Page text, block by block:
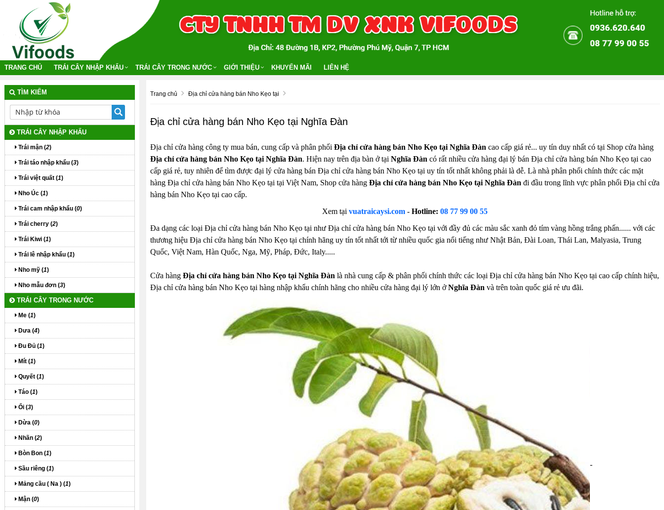
TRANG CHỦ TRÁI CÂY NHẬP KHẨU TRÁI CÂY TRONG NƯỚC GIỚI THIỆU KHUYẾN MÃI LIÊN HỆ
Trang chủ Địa chỉ cửa hàng bán Nho Kẹo tại
Địa chỉ cửa hàng bán Nho Kẹo tại Nghĩa Đàn
Địa chỉ cửa hàng công ty mua bán, cung cấp và phân phối Địa chỉ cửa hàng bán Nho Kẹo tại Nghĩa Đàn cao cấp giá rẻ... uy tín duy nhất có tại Shop cửa hàng
Địa chỉ cửa hàng bán Nho Kẹo tại Nghĩa Đàn. Hiện nay trên địa bàn ở tại Nghĩa Đàn có rất nhiều cửa hàng đại lý bán Địa chỉ cửa hàng bán Nho Kẹo tại cao
cấp giá rẻ, tuy nhiên để tìm được đại lý cửa hàng bán Địa chỉ cửa hàng bán Nho Kẹo tại uy tín tốt nhất không phải là dễ. Là nhà phân phối chính thức các mặt
hàng Địa chỉ cửa hàng bán Nho Kẹo tại tại Việt Nam, Shop cửa hàng Địa chỉ cửa hàng bán Nho Kẹo tại Nghĩa Đàn đi đầu trong lĩnh vực phân phối Địa chỉ cửa
hàng bán Nho Kẹo tại cao cấp.
Xem tạivuatraicaysi.com -Hotline:08 77 99 00 55
Đa dạng các loại Địa chỉ cửa hàng bán Nho Kẹo tại như Địa chỉ cửa hàng bán Nho Kẹo tại với đầy đủ các màu sắc xanh đỏ tím vàng hồng trắng phấn...... với các
thương hiệu Địa chỉ cửa hàng bán Nho Kẹo tại chính hãng uy tín tốt nhất tới từ nhiều quốc gia nổi tiếng như Nhật Bản, Đài Loan, Thái Lan, Malyasia, Trung
Quốc, Việt Nam, Hàn Quốc, Nga, Mỹ, Pháp, Đức, Italy.....
Cửa hàng Địa chỉ cửa hàng bán Nho Kẹo tại Nghĩa Đàn là nhà cung cấp & phân phối chính thức các loại Địa chỉ cửa hàng bán Nho Kẹo tại cao cấp chính hiệu,
Địa chỉ cửa hàng bán Nho Kẹo tại hàng nhập khẩu chính hãng cho nhiều cửa hàng đại lý lớn ởNghĩa Đàn và trên toàn quốc giá rẻ ưu đãi.
-
TÌM KIẾM
TRÁI CÂY NHẬP KHẨU
Trái mận (2)
Trái táo nhập khẩu (3)
Trái việt quất (1)
Nho Úc (1)
Trái cam nhập khẩu (0)
Trái cherry (2)
Trái Kiwi (1)
Trái lê nhập khẩu (1)
Nho mỹ (1)
Nho mẫu đơn (3)
TRÁI CÂY TRONG NƯỚC
Me (1)
Dưa (4)
Đu Đủ (1)
Mít (1)
Quyết (1)
Táo (1)
Ổi (3)
Dừa (0)
Nhãn (2)
Bòn Bon (1)
Sầu riêng (1)
Mảng cầu ( Na ) (1)
Mận (0)